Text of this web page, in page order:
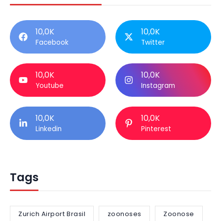
10,0K
Facebook
10,0K
Twitter
10,0K
Youtube
10,0K
Instagram
10,0K
Linkedin
10,0K
Pinterest
Tags
Zurich Airport Brasil zoonoses Zoonose